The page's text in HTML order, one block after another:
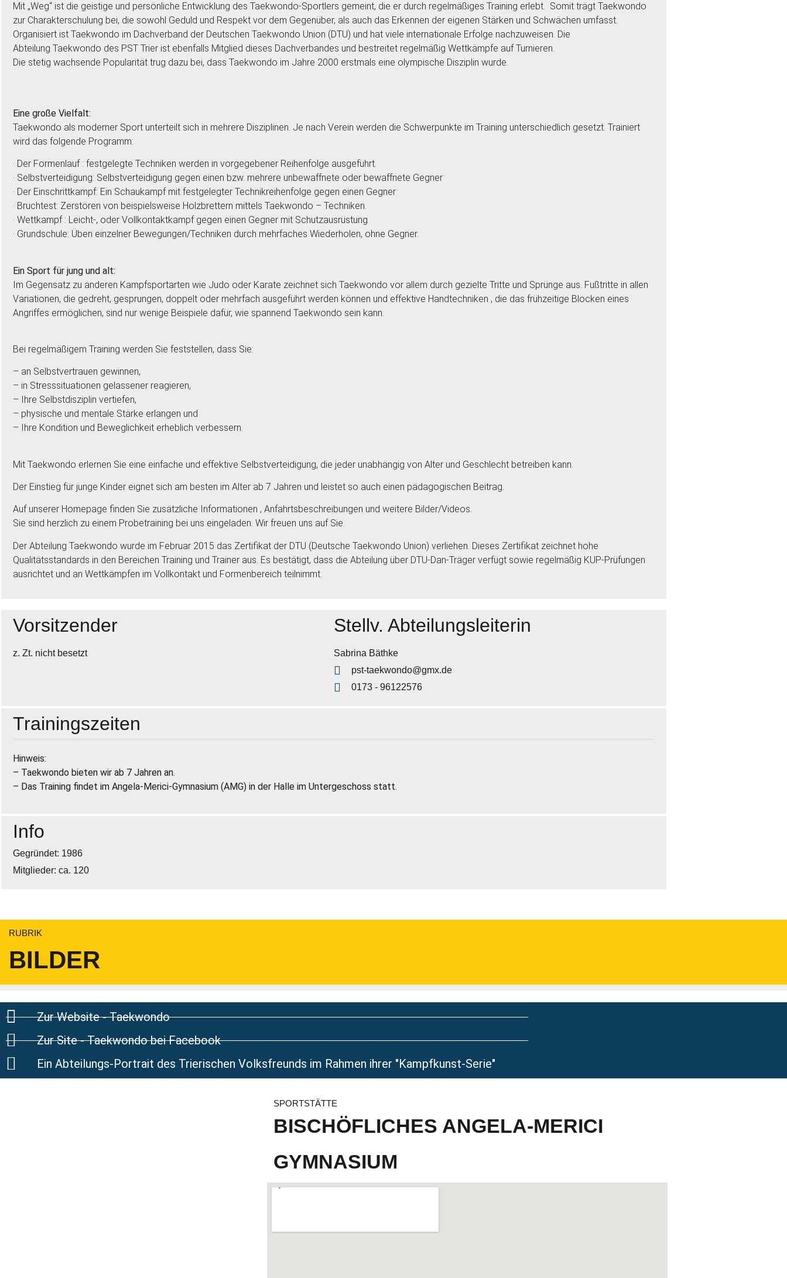
Mit „Weg“ ist die geistige und persönliche Entwicklung des Taekwondo-Sportlers gemeint, die er durch regelmäßiges Training erlebt. Somit trägt Taekwondo
zur Charakterschulung bei, die sowohl Geduld und Respekt vor dem Gegenüber, als auch das Erkennen der eigenen Stärken und Schwächen umfasst.
Organisiert ist Taekwondo im Dachverband der Deutschen Taekwondo Union (DTU) und hat viele internationale Erfolge nachzuweisen. Die
Abteilung Taekwondo des PST Trier ist ebenfalls Mitglied dieses Dachverbandes und bestreitet regelmäßig Wettkämpfe auf Turnieren.
Die stetig wachsende Popularität trug dazu bei, dass Taekwondo im Jahre 2000 erstmals eine olympische Disziplin wurde.
Eine große Vielfalt:
Taekwondo als moderner Sport unterteilt sich in mehrere Disziplinen. Je nach Verein werden die Schwerpunkte im Training unterschiedlich gesetzt. Trainiert
wird das folgende Programm:
· Der Formenlauf : festgelegte Techniken werden in vorgegebener Reihenfolge ausgeführt.
· Selbstverteidigung: Selbstverteidigung gegen einen bzw. mehrere unbewaffnete oder bewaffnete Gegner
· Der Einschrittkampf: Ein Schaukampf mit festgelegter Technikreihenfolge gegen einen Gegner
· Bruchtest: Zerstören von beispielsweise Holzbrettern mittels Taekwondo – Techniken.
· Wettkampf : Leicht-, oder Vollkontaktkampf gegen einen Gegner mit Schutzausrüstung
· Grundschule: Üben einzelner Bewegungen/Techniken durch mehrfaches Wiederholen, ohne Gegner.
Ein Sport für jung und alt:
Im Gegensatz zu anderen Kampfsportarten wie Judo oder Karate zeichnet sich Taekwondo vor allem durch gezielte Tritte und Sprünge aus. Fußtritte in allen
Variationen, die gedreht, gesprungen, doppelt oder mehrfach ausgeführt werden können und effektive Handtechniken , die das frühzeitige Blocken eines
Angriffes ermöglichen, sind nur wenige Beispiele dafür, wie spannend Taekwondo sein kann.
Bei regelmäßigem Training werden Sie feststellen, dass Sie:
– an Selbstvertrauen gewinnen,
– in Stresssituationen gelassener reagieren,
– Ihre Selbstdisziplin vertiefen,
– physische und mentale Stärke erlangen und
– Ihre Kondition und Beweglichkeit erheblich verbessern.
Mit Taekwondo erlernen Sie eine einfache und effektive Selbstverteidigung, die jeder unabhängig von Alter und Geschlecht betreiben kann.
Der Einstieg für junge Kinder eignet sich am besten im Alter ab 7 Jahren und leistet so auch einen pädagogischen Beitrag.
Auf unserer Homepage finden Sie zusätzliche Informationen , Anfahrtsbeschreibungen und weitere Bilder/Videos.
Sie sind herzlich zu einem Probetraining bei uns eingeladen. Wir freuen uns auf Sie.
Der Abteilung Taekwondo wurde im Februar 2015 das Zertifikat der DTU (Deutsche Taekwondo Union) verliehen. Dieses Zertifikat zeichnet hohe
Qualitätsstandards in den Bereichen Training und Trainer aus. Es bestätigt, dass die Abteilung über DTU-Dan-Träger verfügt sowie regelmäßig KUP-Prüfungen
ausrichtet und an Wettkämpfen im Vollkontakt und Formenbereich teilnimmt.
Vorsitzender
z. Zt. nicht besetzt
Stellv. Abteilungsleiterin
Sabrina Bäthke
pst-taekwondo@gmx.de
0173 - 96122576
Trainingszeiten
Hinweis:
– Taekwondo bieten wir ab 7 Jahren an.
– Das Training findet im Angela-Merici-Gymnasium (AMG) in der Halle im Untergeschoss statt.
Info
Gegründet: 1986
Mitglieder: ca. 120
RUBRIK
BILDER
Zur Website - Taekwondo
Zur Site - Taekwondo bei Facebook
Ein Abteilungs-Portrait des Trierischen Volksfreunds im Rahmen ihrer "Kampfkunst-Serie"
SPORTSTÄTTE
BISCHÖFLICHES ANGELA-MERICI
GYMNASIUM